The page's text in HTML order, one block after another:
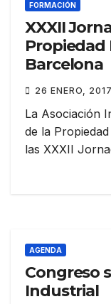
FORMACIÓN
XXXII
Barcelona
26 ENERO, 2017
La Asociación
de la
las XXXII
AGENDA
Congreso
Industrial